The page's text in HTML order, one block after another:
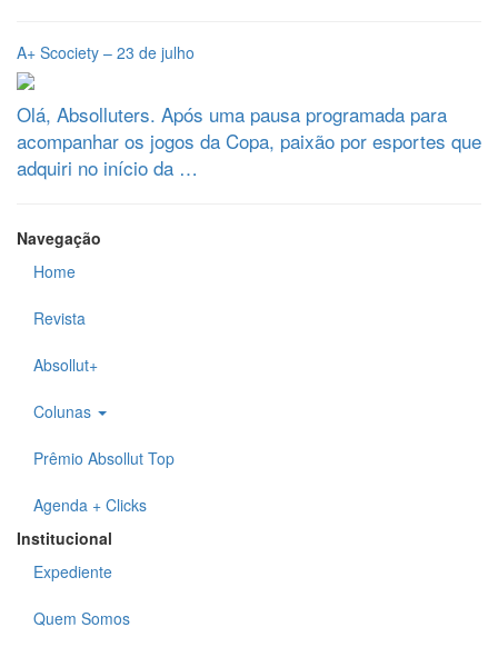
A+ Scociety – 23 de julho
Olá, Absolluters. Após uma pausa programada para
acompanhar os jogos da Copa, paixão por esportes que
adquiri no início da …
Navegação
Home
Revista
Absollut+
Colunas
Prêmio Absollut Top
Agenda + Clicks
Institucional
Expediente
Quem Somos